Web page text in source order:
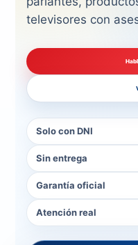
televisores con
Solo con DNI
Sin entrega
Garantía oficial
Atención real